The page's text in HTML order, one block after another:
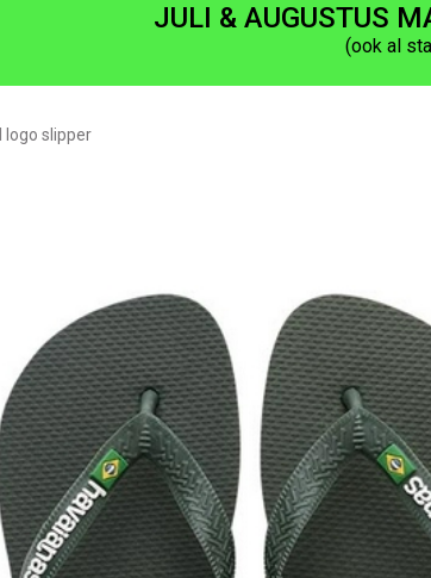
JULI & AUGUSTUS
(ook al
logo slipper